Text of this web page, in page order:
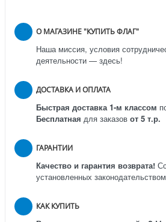
О МАГАЗИНЕ "КУПИТЬ ФЛАГ"
Наша миссия, условия
деятельности — здесь!
ДОСТАВКА И ОПЛАТА
Быстрая доставка 1-м классом
Бесплатная для заказов от 5 т.р.
ГАРАНТИИ
Качество и гарантия возврата!
установленных
КАК КУПИТЬ